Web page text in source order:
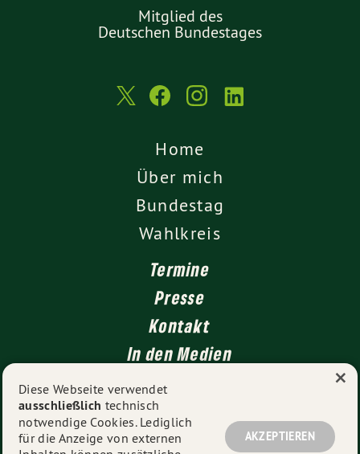
Mitglied des
Deutschen Bundestages
Home
Über mich
Bundestag
Wahlkreis
Termine
Presse
Kontakt
In den Medien
Impressum
Datenschutz
Diese Webseite verwendet
ausschließlich technisch
notwendige Cookies. Lediglich
für die Anzeige von externen
AKZEPTIEREN
×